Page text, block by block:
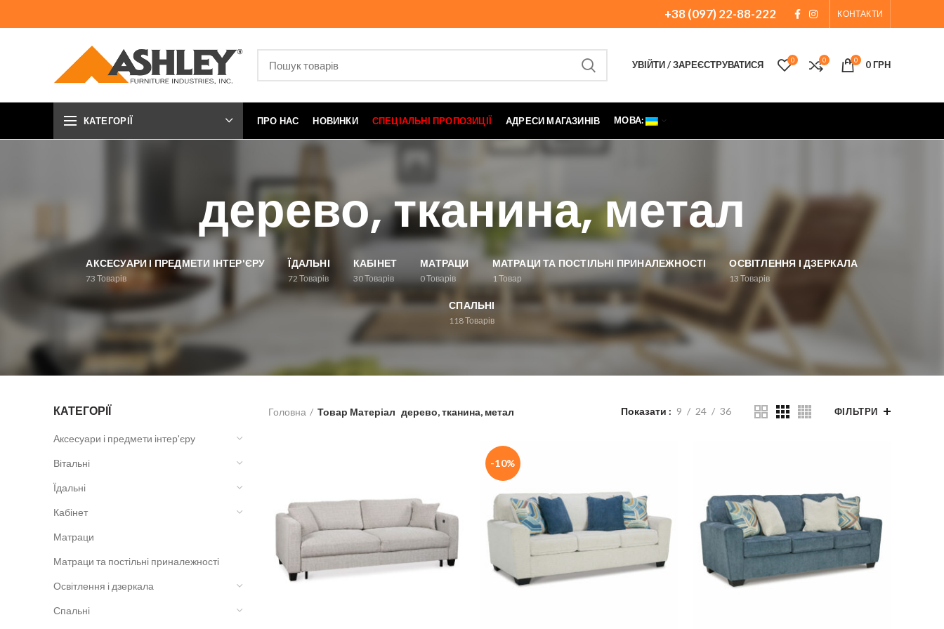
+38 (097) 22-88-222 КОНТАКТИ
УВІЙТИ / ЗАРЕЄСТРУВАТИСЯ 0 0 0 0ГРН
КАТЕГОРІЇ ПРО НАС НОВИНКИ СПЕЦІАЛЬНІ ПРОПОЗИЦІЇ АДРЕСИ МАГАЗИНІВ МОВА:
дерево, тканина, метал
АКСЕСУАРИ І ПРЕДМЕТИ ІНТЕР'ЄРУ
73 Товарів
ЇДАЛЬНІ
72 Товарів
КАБІНЕТ
30Товарів
МАТРАЦИ
0Товарів
МАТРАЦИ ТА ПОСТІЛЬНІ ПРИНАЛЕЖНОСТІ
1Товар
ОСВІТЛЕННЯ І ДЗЕРКАЛА
13 Товарів
СПАЛЬНІ
118Товарів
КАТЕГОРІЇ
Аксесуари і предмети інтер'єру
Вітальні
Їдальні
Кабінет
Матраци
Матраци та постільні приналежності
Освітлення і дзеркала
Спальні
Головна Товар Матеріал дерево, тканина, метал Показати 9 24 36 ФІЛЬТРИ
-10%